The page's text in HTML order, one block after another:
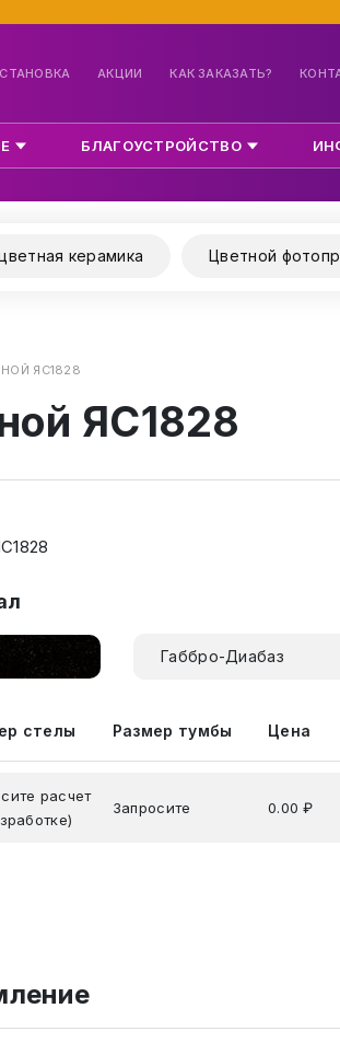
АКЦИИ КАК ЗАКАЗАТЬ?
БЛАГОУСТРОЙСТВО
керамика Цветной
ЯС1828
ЯС1828
Габбро-Диабаз
стелы Размер тумбы Цена
расчет
Запросите 0.00 ₽